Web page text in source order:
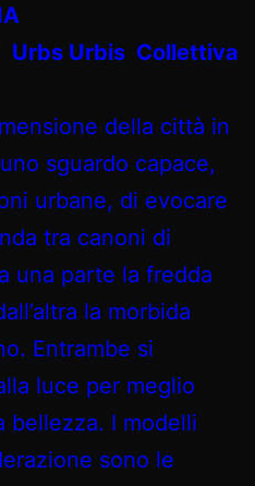
Urbs Urbis Collettiva
della città in
sguardo capace,
urbane, di evocare
tra canoni di
una parte la fredda
la morbida
Entrambe si
luce per meglio
bellezza. I modelli
sono le